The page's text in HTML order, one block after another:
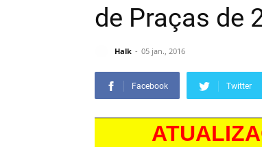
de Praças de
Halk 05 jan., 2016
Facebook Twitter